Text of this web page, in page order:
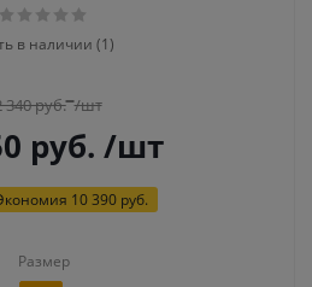
в наличии (1)
340руб. /шт
руб. /шт
10 390 руб.
Размер